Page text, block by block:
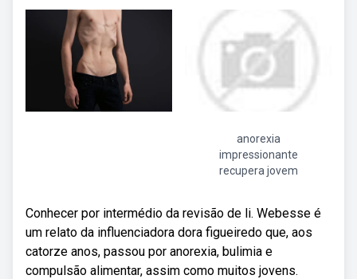
anorexia
impressionante
recupera jovem
Conhecer por intermédio da revisão de li. Webesse é
um relato da influenciadora dora figueiredo que, aos
catorze anos, passou por anorexia, bulimia e
compulsão alimentar, assim como muitos jovens.